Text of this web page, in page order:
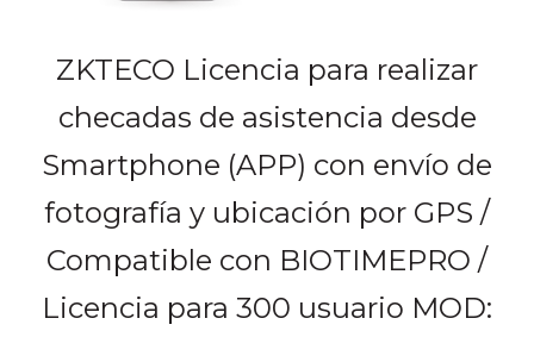
ZKTECO Licencia para realizar
checadas de asistencia desde
Smartphone (APP) con envío de
fotografía y ubicación por GPS /
Compatible con BIOTIMEPRO /
Licencia para 300 usuario MOD: